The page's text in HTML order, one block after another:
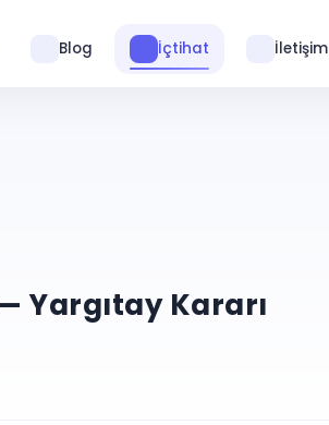
Blog İçtihat İletişim
— Yargıtay Kararı